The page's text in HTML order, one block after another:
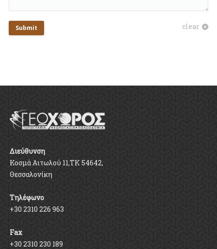
Submit clear
Διεύθυνση
Κοσμά Αιτωλού 11,ΤΚ 54642,
Θεσσαλονίκη
Τηλέφωνο
+30 2310 226 963
Fax
+30 2310 230 189